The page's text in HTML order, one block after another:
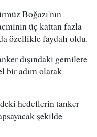
Boğazı'nın
üç kattan fazla
özellikle faydalı oldu.
dışındaki gemilere
bir adım olarak
hedeflerin tanker
şekilde